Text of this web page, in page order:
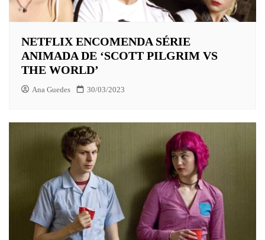
NETFLIX ENCOMENDA SÉRIE
ANIMADA DE ‘SCOTT PILGRIM VS
THE WORLD’
Ana Guedes 30/03/2023